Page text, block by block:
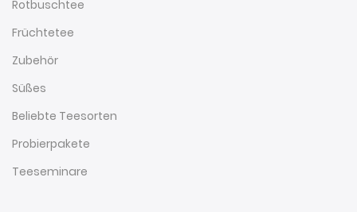
Rotbuschtee
Früchtetee
Zubehör
Süßes
Beliebte Teesorten
Probierpakete
Teeseminare